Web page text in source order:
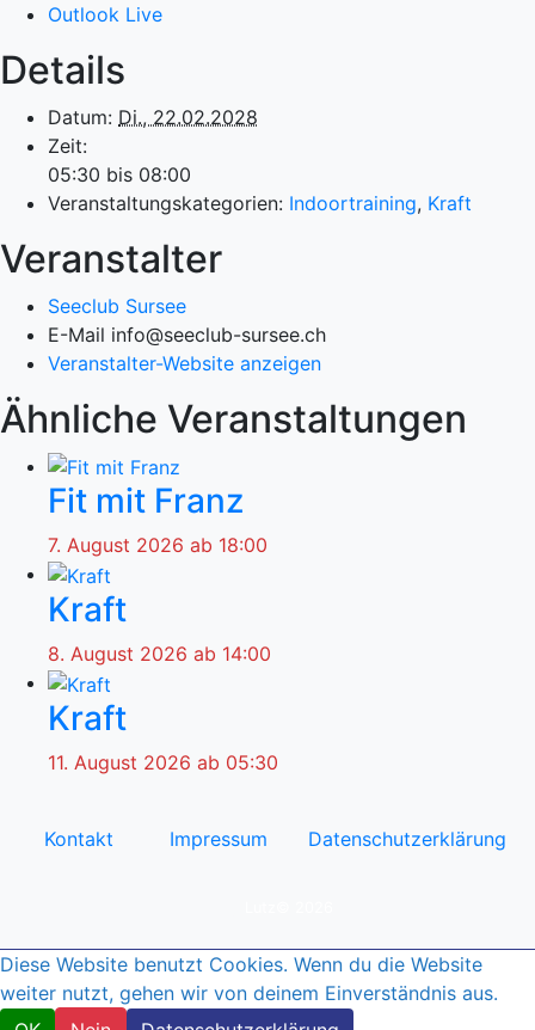
Outlook Live
Details
Datum: Di., 22.02.2028
Zeit:
05:30 bis 08:00
Veranstaltungskategorien: Indoortraining, Kraft
Veranstalter
Seeclub Sursee
E-Mail info@seeclub-sursee.ch
Veranstalter-Website anzeigen
Ähnliche Veranstaltungen
Fit mit Franz
7. August 2026 ab 18:00
Kraft
8. August 2026 ab 14:00
Kraft
11. August 2026 ab 05:30
Kontakt Impressum Datenschutzerklärung
Diese Website benutzt Cookies. Wenn du die Website
weiter nutzt, gehen wir von deinem Einverständnis aus.